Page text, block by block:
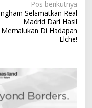
Pos berikutnya
Selamatkan Real
Madrid Dari Hasil
Memalukan Di Hadapan
Elche!